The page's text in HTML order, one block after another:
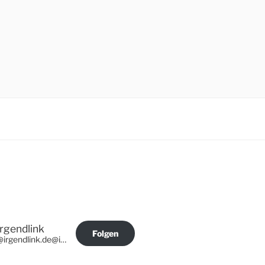
@irgendlink.de@irgendlink.de
Folgen